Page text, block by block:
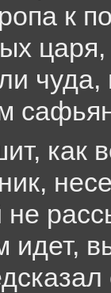
к
как
не
идет,